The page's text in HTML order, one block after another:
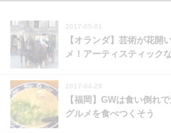
2017-05-01
【オランダ】芸術が花開
メ！アーティスティック
2017-04-29
【福岡】GWは食い倒れ
グルメを食べつくそう